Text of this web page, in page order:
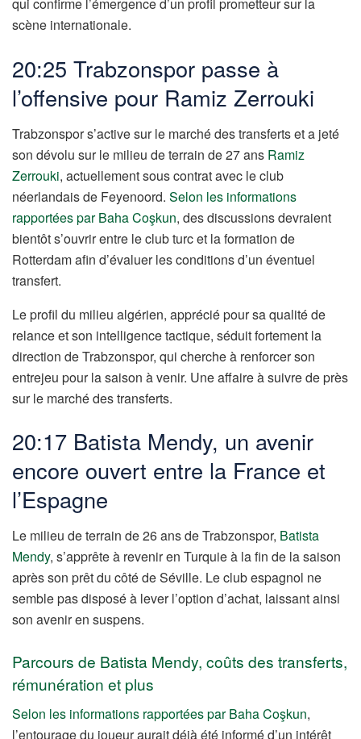
qui confirme l’émergence d’un profil prometteur sur la
scène internationale.
20:25 Trabzonspor passe à
l’offensive pour Ramiz Zerrouki
Trabzonspor s’active sur le marché des transferts et a jeté
son dévolu sur le milieu de terrain de 27 ans Ramiz
Zerrouki, actuellement sous contrat avec le club
néerlandais de Feyenoord. Selon les informations
rapportées par Baha Coşkun, des discussions devraient
bientôt s’ouvrir entre le club turc et la formation de
Rotterdam afin d’évaluer les conditions d’un éventuel
transfert.
Le profil du milieu algérien, apprécié pour sa qualité de
relance et son intelligence tactique, séduit fortement la
direction de Trabzonspor, qui cherche à renforcer son
entrejeu pour la saison à venir. Une affaire à suivre de près
sur le marché des transferts.
20:17 Batista Mendy, un avenir
encore ouvert entre la France et
l’Espagne
Le milieu de terrain de 26 ans de Trabzonspor, Batista
Mendy, s’apprête à revenir en Turquie à la fin de la saison
après son prêt du côté de Séville. Le club espagnol ne
semble pas disposé à lever l’option d’achat, laissant ainsi
son avenir en suspens.
Parcours de Batista Mendy, coûts des transferts,
rémunération et plus
Selon les informations rapportées par Baha Coşkun,
l’entourage du joueur aurait déjà été informé d’un intérêt